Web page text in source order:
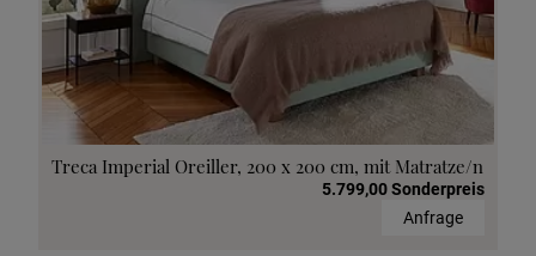
Treca Imperial Oreiller, 200 x 200 cm, mit Matratze/n
5.799,00 Sonderpreis
Anfrage